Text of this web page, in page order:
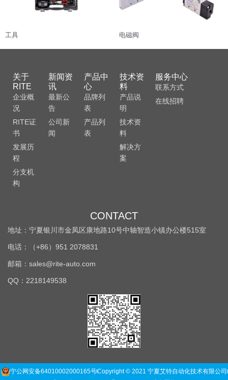
工具 电磁阀
关于
RITE
企业概
况
RITE证
书
发展历
程
分支机
构
新闻资
讯
最新公
告
公司新
闻
产品中
心
品牌列
表
产品列
表
技术资
料
产品说
明
技术资
料
解决方
案
服务中心
联系方式
在线招聘
CONTACT
地址：宁夏银川市金凤区康地路10号中轴智造小镇办公楼515室
电话：（+86）951 2078831
邮箱：sales@rite-auto.com
QQ：2218149538
宁公网安备64010002000165号Copyright © 2021 宁夏艾特自动化技术有限公司